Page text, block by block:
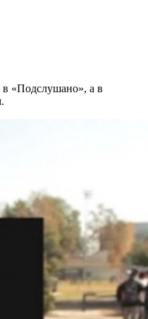
в «Подслушано», а в